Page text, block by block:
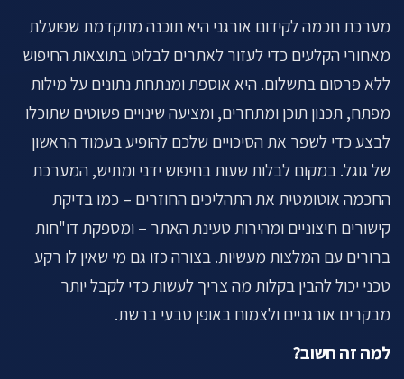
מערכת חכמה לקידום אורגני היא תוכנה מתקדמת שפועלת
מאחורי הקלעים כדי לעזור לאתרים לבלוט בתוצאות החיפוש
ללא פרסום בתשלום. היא אוספת ומנתחת נתונים על מילות
מפתח, תכנון תוכן ומתחרים, ומציעה שינויים פשוטים שתוכלו
לבצע כדי לשפר את הסיכויים שלכם להופיע בעמוד הראשון
של גוגל. במקום לבלות שעות בחיפוש ידני ומתיש, המערכת
החכמה אוטומטית את התהליכים החוזרים – כמו בדיקת
קישורים חיצוניים ומהירות טעינת האתר – ומספקת דו"חות
ברורים עם המלצות מעשיות. בצורה כזו גם מי שאין לו רקע
טכני יכול להבין בקלות מה צריך לעשות כדי לקבל יותר
מבקרים אורגניים ולצמוח באופן טבעי ברשת.
למה זה חשוב?